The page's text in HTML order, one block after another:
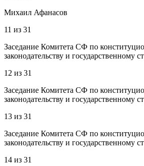
Михаил Афанасов
11 из 31
Заседание Комитета СФ по
законодательству и государственному
12 из 31
Заседание Комитета СФ по
законодательству и государственному
13 из 31
Заседание Комитета СФ по
законодательству и государственному
14 из 31